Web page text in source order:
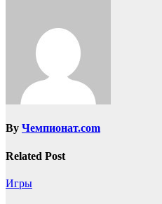
By Чемпионат.com
Related Post
Игры